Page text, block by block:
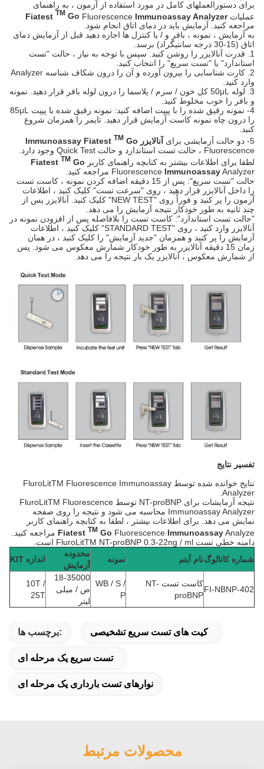
برای دستورالعملهای کامل در مورد استفاده از آزمون ، به راهنمای
عملیات
Fiatest TM Go Fluorescence Immunoassay Analyzer
مراجعه کنید. آزمایش باید در دمای اتاق انجام شود.
به آزمایش ، نمونه ، بافر و / یا کنترل ها اجازه دهید قبل از آزمایش دمای
اتاق (15-30 درجه سانتیگراد) برسد.
1. قدرت آنالایزر را روشن کنید. سپس با توجه به نیاز ، حالت "تست
استاندارد" یا "تست سریع" را انتخاب کنید.
2. کارت شناسایی را بیرون آورده و آن را درون شکاف شناسه Analyzer
وارد کنید.
3. لوله 50μL کل خون / سرم / پلاسما را درون لوله بافر قرار دهید. نمونه
و بافر را خوب مخلوط کنید.
4- نمونه رقیق شده را با پیپت اضافه کنید: نمونه رقیق شده با پیپت 85μL
را درون چاه نمونه کاست آزمایش قرار دهید. تایمر را همزمان شروع
کنید.
5- دو حالت آزمایشی برای
آنالایزر Immunoassay Fiatest TM Go
Fluorescence ، حالت تست استاندارد و حالت Quick Test وجود دارد.
لطفا برای اطلاعات بیشتر به کتابچه راهنمای کاربر
Fiatest TM Go
Fluorescence ImmunoassayAnalyzer مراجعه کنید.
حالت "تست سریع": پس از 15 دقیقه اضافه کردن نمونه ، کاست تست
را داخل آنالایزر قرار دهید ، روی "سرعت تست" کلیک کنید ، اطلاعات
آزمون را پر کنید و فوراً روی "NEW TEST" کلیک کنید. آنالایزر پس از
چند ثانیه به طور خودکار نتیجه آزمایش را می دهد.
"حالت تست استاندارد": کاست تست را بلافاصله پس از افزودن نمونه در
آنالایزر وارد کنید ، روی "STANDARD TEST" کلیک کنید ، اطلاعات
آزمایش را پر کنید و همزمان "جدید آزمایش" را کلیک کنید ، در همان
زمان 15 دقیقه آنالایزر به طور خودکار شمارش معکوس می شود. پس
از شمارش معکوس ، آنالایزر یک بار نتیجه را می دهد.
تفسیر نتایج
نتایج خوانده شده توسط FluroLitTM Fluorescence Immunoassay
Analyzer.
نتیجه آزمایشات برای NT-proBNP توسط FluroLitTM Fluorescence
Immunoassay Analyzer محاسبه می شود و نتیجه را روی صفحه
نمایش می دهد. برای اطلاعات بیشتر ، لطفا به کتابچه راهنمای کاربر
Fiatest TM Go Fluorescence ImmunoassayAnalyze مراجعه کنید.
دامنه خطی تست FluroLitTM NT-proBNP 0.3-22ng / ml است.
شماره کاتالوگنام آیتم نمونه
محدوده
آزمایش
اندازه KIT
FI-NBNP-402
کاست تست NT-
proBNP
WB / S /
P
18-35000
ص / میلی
لیتر
10T /
25T
برچسب ها: کیت های تست سریع تشخیصی
تست سریع یک مرحله ای
نوارهای تست بارداری یک مرحله ای
محصولات مرتبط